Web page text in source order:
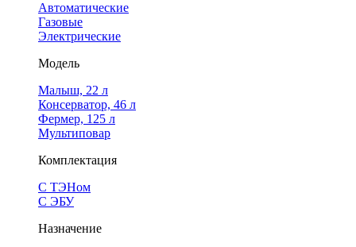
Автоматические
Газовые
Электрические
Модель
Малыш, 22 л
Консерватор, 46 л
Фермер, 125 л
Мультиповар
Комплектация
С ТЭНом
С ЭБУ
Назначение